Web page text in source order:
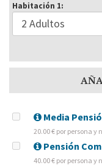
Habitación 1:
Media
20.00 € por persona y
Pensión
40.00 € por persona y